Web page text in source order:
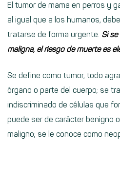
El tumor de mama en perros y
al igual que a los humanos,
tratarse de forma urgente. Si
maligna, el riesgo de muerte es
Se define como tumor, todo
órgano o parte del cuerpo; se
indiscriminado de células que
puede ser de carácter benigno
maligno; se le conoce como